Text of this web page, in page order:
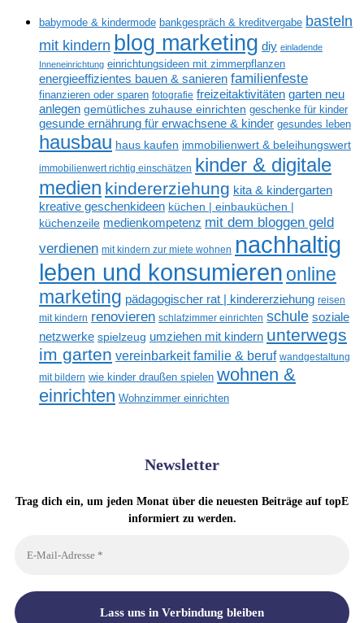
babymode & kindermode bankgespräch & kreditvergabe basteln
mit kindern blog marketing diy einladende
Inneneinrichtung einrichtungsideen mit zimmerpflanzen
energieeffizientes bauen & sanieren familienfeste
finanzieren oder sparen fotografie freizeitaktivitäten garten neu
anlegen gemütliches zuhause einrichten geschenke für kinder
gesunde ernährung für erwachsene & kinder gesundes leben
hausbau haus kaufen immobilienwert & beleihungswert
immobilienwert richtig einschätzen kinder & digitale
medien kindererziehung kita & kindergarten
kreative geschenkideen küchen | einbauküchen |
küchenzeile medienkompetenz mit dem bloggen geld
verdienen mit kindern zur miete wohnen nachhaltig
leben und konsumieren online
marketing pädagogischer rat | kindererziehung reisen
mit kindern renovieren schlafzimmer einrichten schule soziale
netzwerke spielzeug umziehen mit kindern unterwegs
im garten vereinbarkeit familie & beruf wandgestaltung
mit bildern wie kinder draußen spielen wohnen &
einrichten Wohnzimmer einrichten
Newsletter
Trag dich ein, um jeden Monat über die neuesten Beiträge auf topE
informiert zu werden.